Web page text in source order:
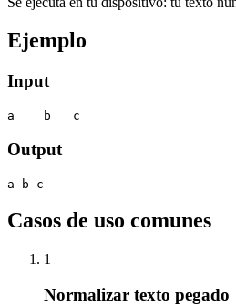
Ejemplo
Input
a    b   c
Output
a b c
Casos de uso comunes
1
Normalizar texto pegado